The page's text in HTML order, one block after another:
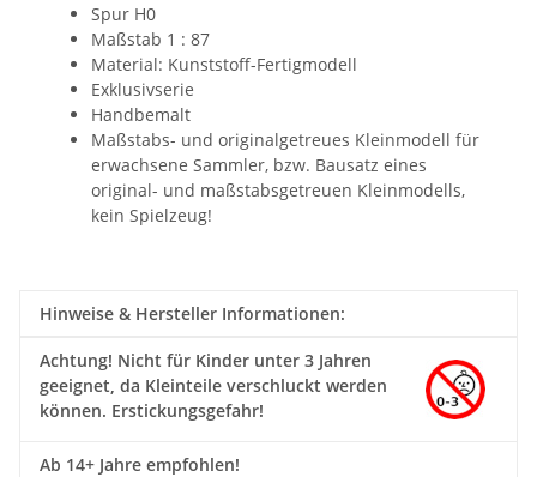
Spur H0
Maßstab 1 : 87
Material: Kunststoff-Fertigmodell
Exklusivserie
Handbemalt
Maßstabs- und originalgetreues Kleinmodell für
erwachsene Sammler, bzw. Bausatz eines
original- und maßstabsgetreuen Kleinmodells,
kein Spielzeug!
Hinweise & Hersteller Informationen:
Achtung! Nicht für Kinder unter 3 Jahren
geeignet, da Kleinteile verschluckt werden
können. Erstickungsgefahr!
Ab 14+ Jahre empfohlen!